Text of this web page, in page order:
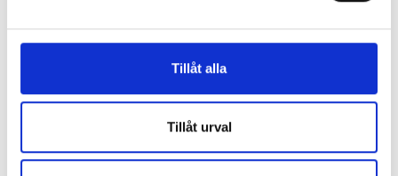
Tillåt alla
Tillåt urval
”Valåret känns som att sprinta ett